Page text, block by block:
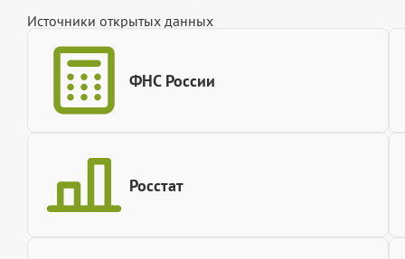
Источники открытых данных
ФНС России
Росстат